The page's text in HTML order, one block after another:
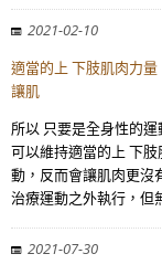
2021-02-10
適當的上 下肢肌肉力
讓肌
所以 只要是全身性的
可以維持適當的上 下
動，反而會讓肌肉更沒
治療運動之外執行，但
2021-07-30